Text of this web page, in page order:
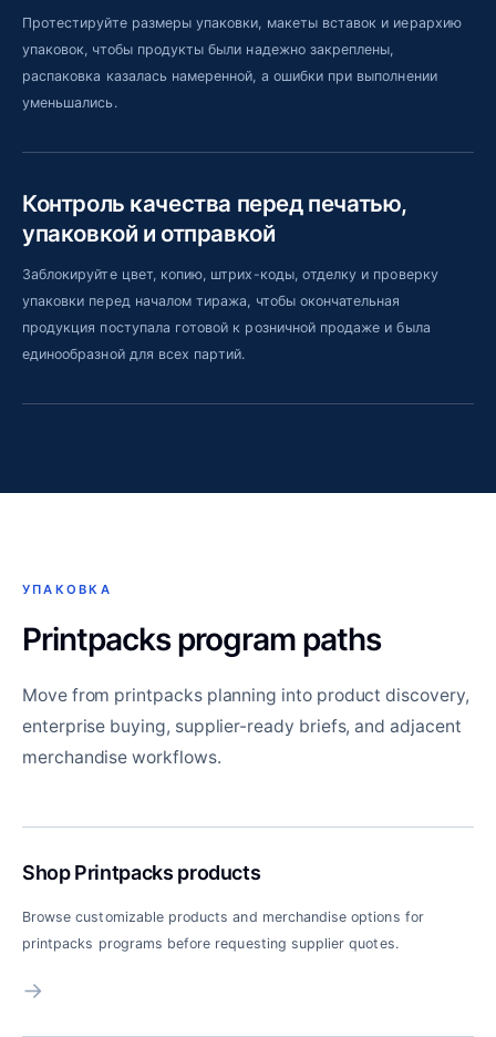
Протестируйте размеры упаковки, макеты вставок и иерархию
упаковок, чтобы продукты были надежно закреплены,
распаковка казалась намеренной, а ошибки при выполнении
уменьшались.
Контроль качества перед печатью,
упаковкой и отправкой
Заблокируйте цвет, копию, штрих-коды, отделку и проверку
упаковки перед началом тиража, чтобы окончательная
продукция поступала готовой к розничной продаже и была
единообразной для всех партий.
УПАКОВКА
Printpacks program paths
Move from printpacks planning into product discovery,
enterprise buying, supplier-ready briefs, and adjacent
merchandise workflows.
Shop Printpacks products
Browse customizable products and merchandise options for
printpacks programs before requesting supplier quotes.
→